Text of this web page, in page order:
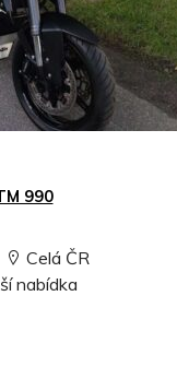
990
Celá ČR
nabídka